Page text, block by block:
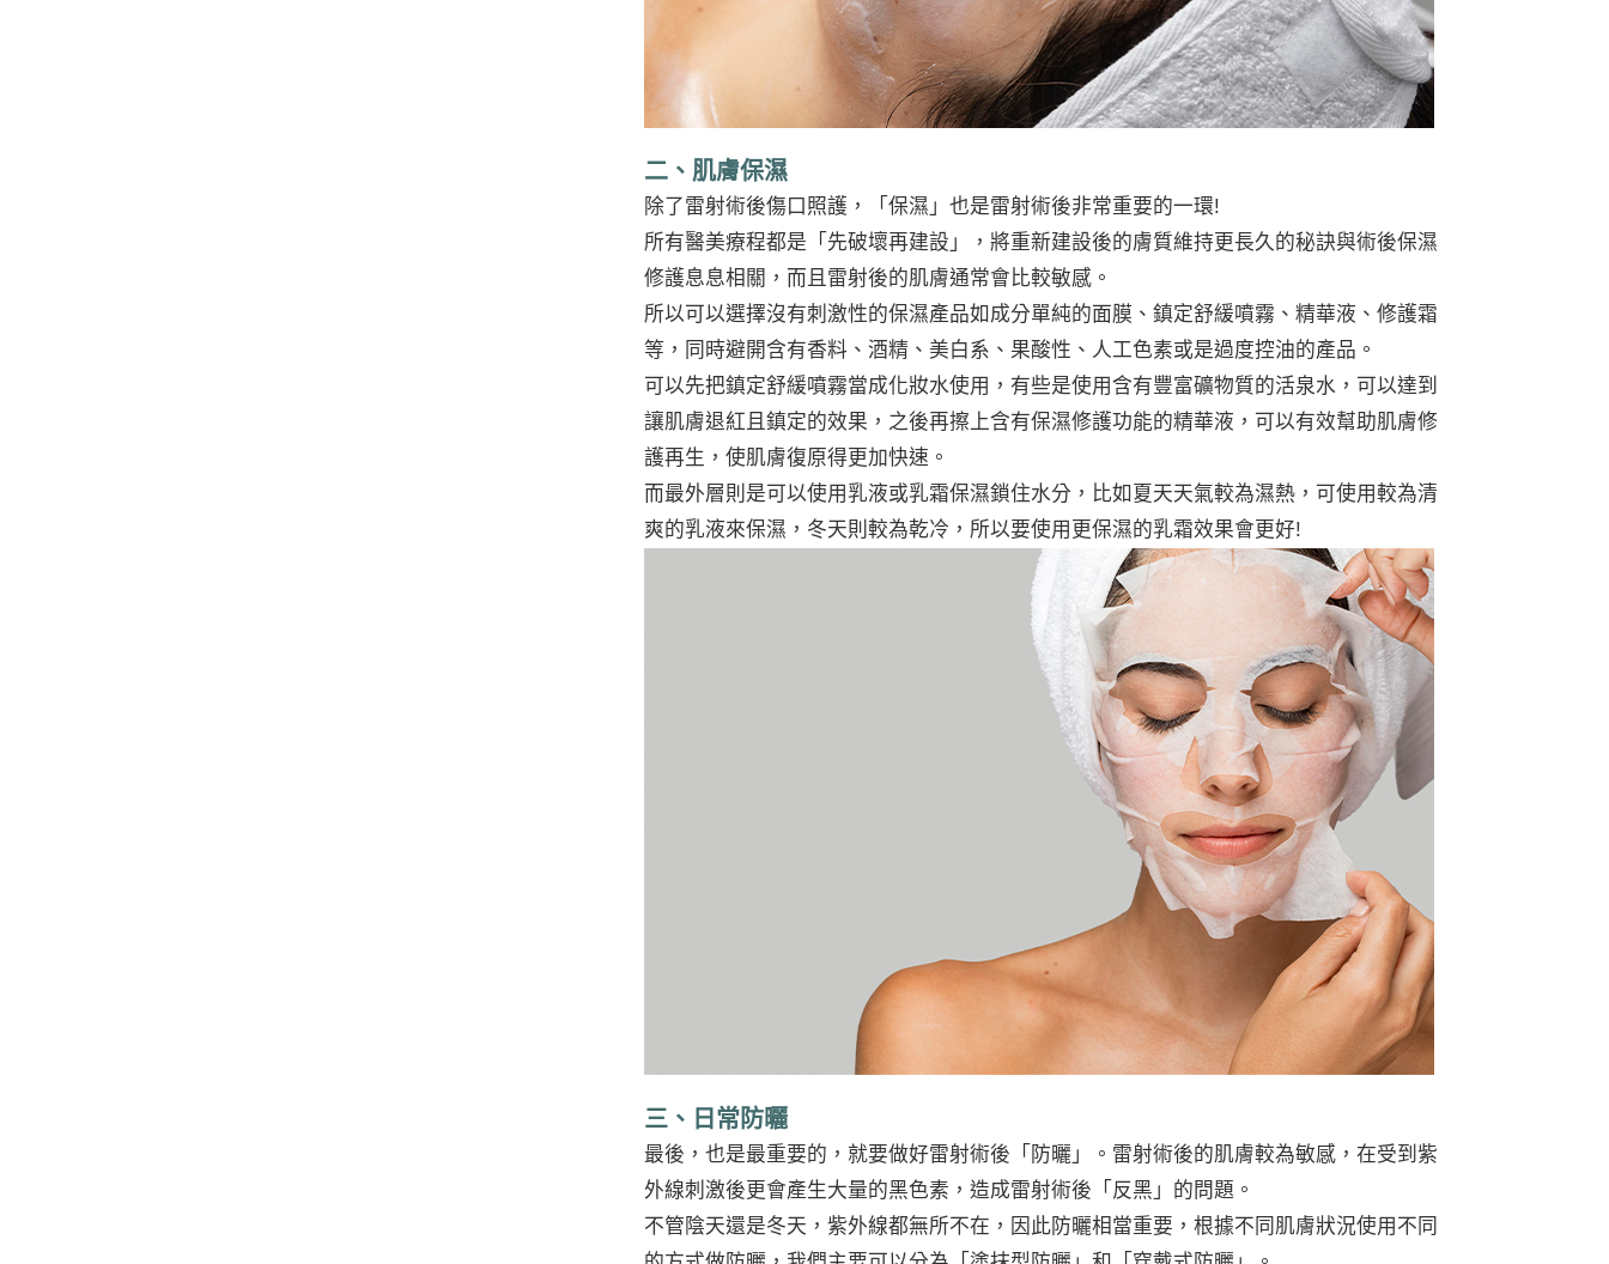
二、肌膚保濕
除了雷射術後傷口照護，「保濕」也是雷射術後非常重要的一環!
所有醫美療程都是「先破壞再建設」，將重新建設後的膚質維持更長久的秘訣與術後保濕
修護息息相關，而且雷射後的肌膚通常會比較敏感。
所以可以選擇沒有刺激性的保濕產品如成分單純的面膜、鎮定舒緩噴霧、精華液、修護霜
等，同時避開含有香料、酒精、美白系、果酸性、人工色素或是過度控油的產品。
可以先把鎮定舒緩噴霧當成化妝水使用，有些是使用含有豐富礦物質的活泉水，可以達到
讓肌膚退紅且鎮定的效果，之後再擦上含有保濕修護功能的精華液，可以有效幫助肌膚修
護再生，使肌膚復原得更加快速。
而最外層則是可以使用乳液或乳霜保濕鎖住水分，比如夏天天氣較為濕熱，可使用較為清
爽的乳液來保濕，冬天則較為乾冷，所以要使用更保濕的乳霜效果會更好!
三、日常防曬
最後，也是最重要的，就要做好雷射術後「防曬」。雷射術後的肌膚較為敏感，在受到紫
外線刺激後更會產生大量的黑色素，造成雷射術後「反黑」的問題。
不管陰天還是冬天，紫外線都無所不在，因此防曬相當重要，根據不同肌膚狀況使用不同